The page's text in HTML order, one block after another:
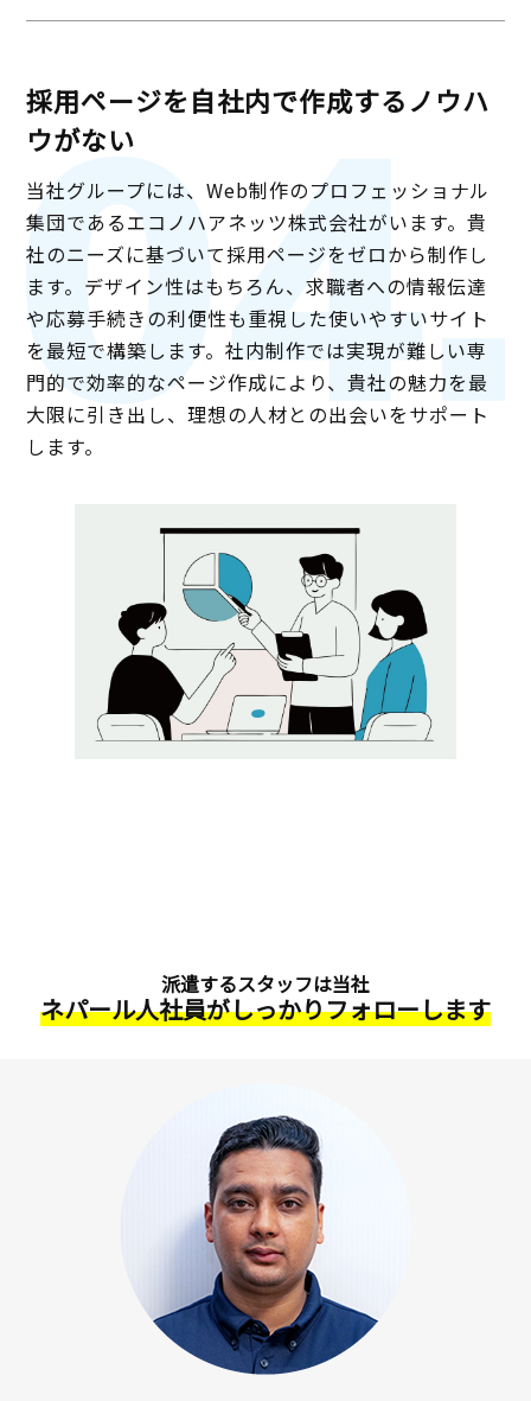
採用ページを自社内で作成するノウハ
ウがない
当社グループには、Web制作のプロフェッショナル
集団であるエコノハアネッツ株式会社がいます。貴
社のニーズに基づいて採用ページをゼロから制作し
ます。デザイン性はもちろん、求職者への情報伝達
や応募手続きの利便性も重視した使いやすいサイト
を最短で構築します。社内制作では実現が難しい専
門的で効率的なページ作成により、貴社の魅力を最
大限に引き出し、理想の人材との出会いをサポート
します。
派遣するスタッフは当社
ネパール人社員がしっかりフォローします